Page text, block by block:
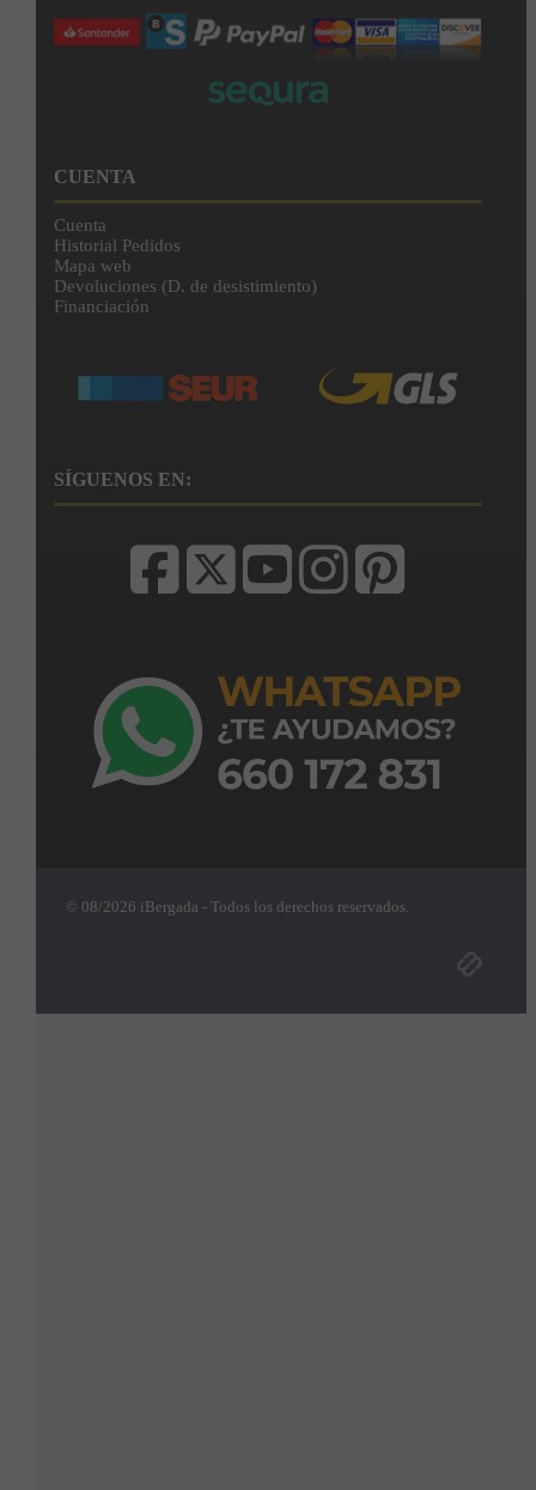
CUENTA
Cuenta
Historial Pedidos
Mapa web
Devoluciones (D. de desistimiento)
Financiación
SÍGUENOS EN:
© 08/2026 iBergada - Todos los derechos reservados.